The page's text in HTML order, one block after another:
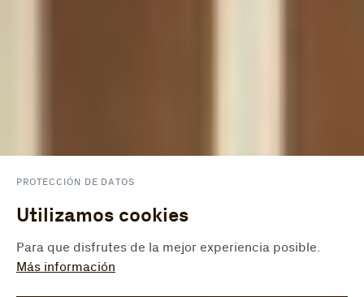
PROTECCIÓN DE DATOS
Utilizamos cookies
Para que disfrutes de la mejor experiencia posible.
Más información